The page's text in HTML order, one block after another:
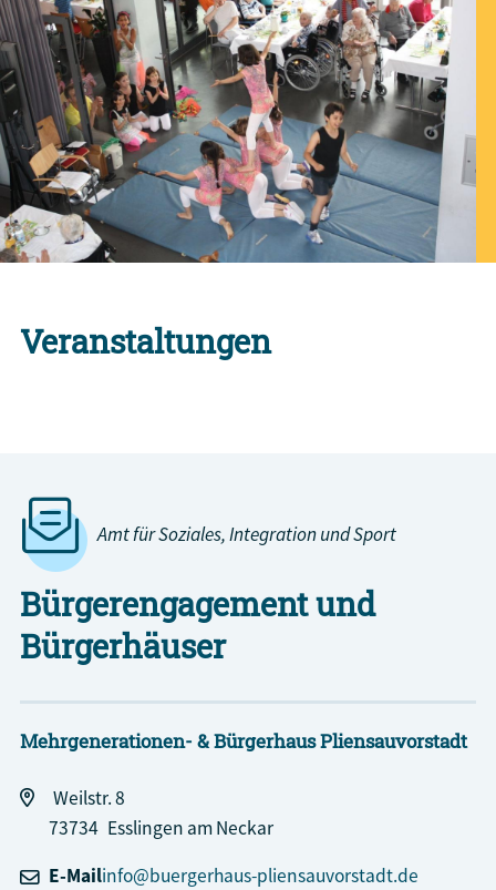
Veranstaltungen
Amt für Soziales, Integration und Sport
Bürgerengagement und
Bürgerhäuser
Mehrgenerationen- & Bürgerhaus Pliensauvorstadt
Weilstr. 8
73734 Esslingen am Neckar
E-Mailinfo@buergerhaus-pliensauvorstadt.de